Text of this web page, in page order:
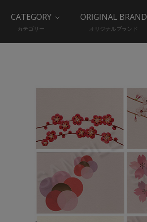
CATEGORY
カテゴリー
ORIGINAL BRAND
オリジナルブランド